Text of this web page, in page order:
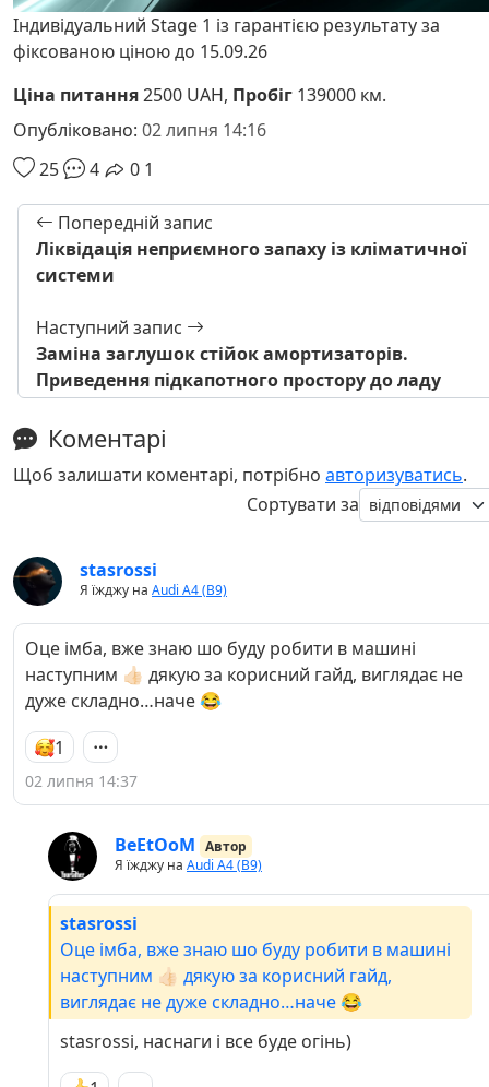
Індивідуальний Stage 1 із гарантією результату за
фіксованою ціною до 15.09.26
Ціна питання2500 UAH, Пробіг 139000 км.
Опубліковано: 02 липня 14:16
25
4 0 1
Попередній запис
Ліквідація неприємного запаху із кліматичної
системи
Наступний запис
Заміна заглушок стійок амортизаторів.
Приведення підкапотного простору до ладу
Коментарі
Щоб залишати коментарі, потрібно авторизуватись.
Сортувати за
stasrossi
Я їжджу на Audi A4 (B9)
Оце імба, вже знаю шо буду робити в машині
наступним 👍🏻 дякую за корисний гайд, виглядає не
дуже складно…наче 😂
1
02 липня 14:37
BeEtOoM Автор
Я їжджу на Audi A4 (B9)
stasrossi
Оце імба, вже знаю шо буду робити в машині
наступним 👍🏻 дякую за корисний гайд,
виглядає не дуже складно…наче 😂
stasrossi, наснаги і все буде огінь)